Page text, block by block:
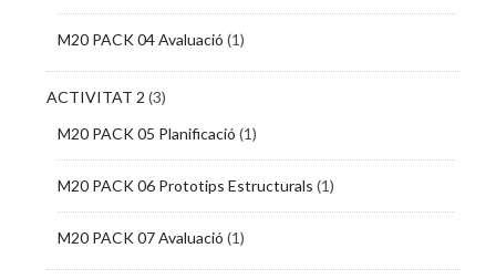
M20 PACK 04 Avaluació (1)
ACTIVITAT 2 (3)
M20 PACK 05 Planificació (1)
M20 PACK 06 Prototips Estructurals (1)
M20 PACK 07 Avaluació (1)